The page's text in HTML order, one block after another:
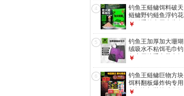
【16块*1包】
4
钓鱼王鲢鳙饵料破天
鲢鳙野钓鲢鱼浮钓花
白鲢手竿专用大头鱼
鲢鳙450g*1包装
￥
5
钓鱼王加厚加大珊瑚
绒吸水不粘饵毛巾钓
鱼专用擦手巾带卡扣
30*40cm 双面加厚
带锁扣【毛巾1条
装】
￥
6
钓鱼王鲢鳙巨物方块
饵料翻板爆炸钩专用
鱼饵海杆抛竿酸臭鲤
￥